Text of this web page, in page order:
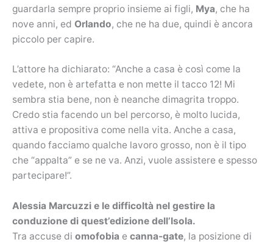
guardarla sempre proprio insieme ai figli, Mya, che ha
nove anni, ed Orlando, che ne ha due, quindi è ancora
piccolo per capire.
L’attore ha dichiarato: “Anche a casa è così come la
vedete, non è artefatta e non mette il tacco 12! Mi
sembra stia bene, non è neanche dimagrita troppo.
Credo stia facendo un bel percorso, è molto lucida,
attiva e propositiva come nella vita. Anche a casa,
quando facciamo qualche lavoro grosso, non è il tipo
che “appalta” e se ne va. Anzi, vuole assistere e spesso
partecipare!”.
Alessia Marcuzzi e le difficoltà nel gestire la
conduzione di quest’edizione dell’Isola.
Tra accuse di omofobia e canna-gate, la posizione di